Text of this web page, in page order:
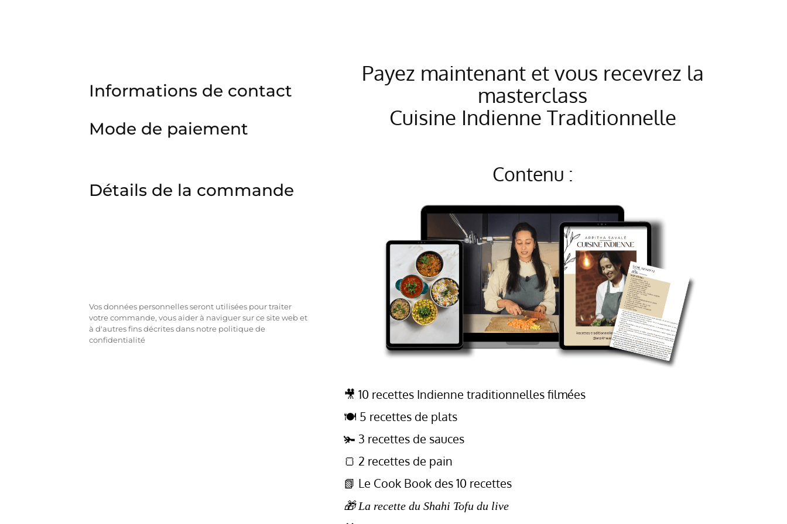
Informations de contact
Mode de paiement
Détails de la commande
Vos données personnelles seront utilisées pour traiter
votre commande, vous aider à naviguer sur ce site web et
à d'autres fins décrites dans notre politique de
confidentialité
Payez maintenant et vous recevrez la
masterclass
Cuisine Indienne Traditionnelle
Contenu :
🎥 10 recettes Indienne traditionnelles filmées
🍽️ 5 recettes de plats
🫚 3 recettes de sauces
🍞 2 recettes de pain
📗 Le Cook Book des 10 recettes
🎁 La recette du Shahi Tofu du live